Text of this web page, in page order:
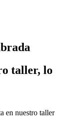
taller, lo
en nuestro taller